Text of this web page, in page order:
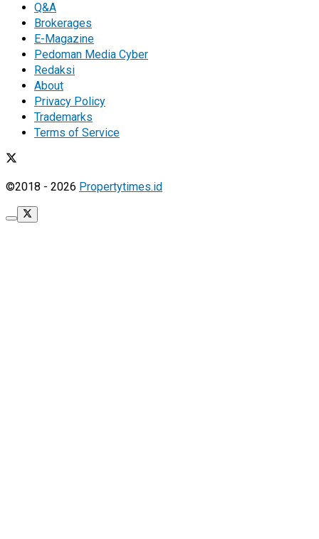
Q&A
Brokerages
E-Magazine
Pedoman Media Cyber
Redaksi
About
Privacy Policy
Trademarks
Terms of Service
©2018 - 2026 Propertytimes.id